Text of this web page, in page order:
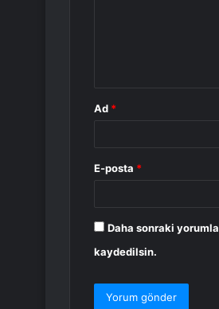
Ad *
E-posta *
Daha sonraki
kaydedilsin.